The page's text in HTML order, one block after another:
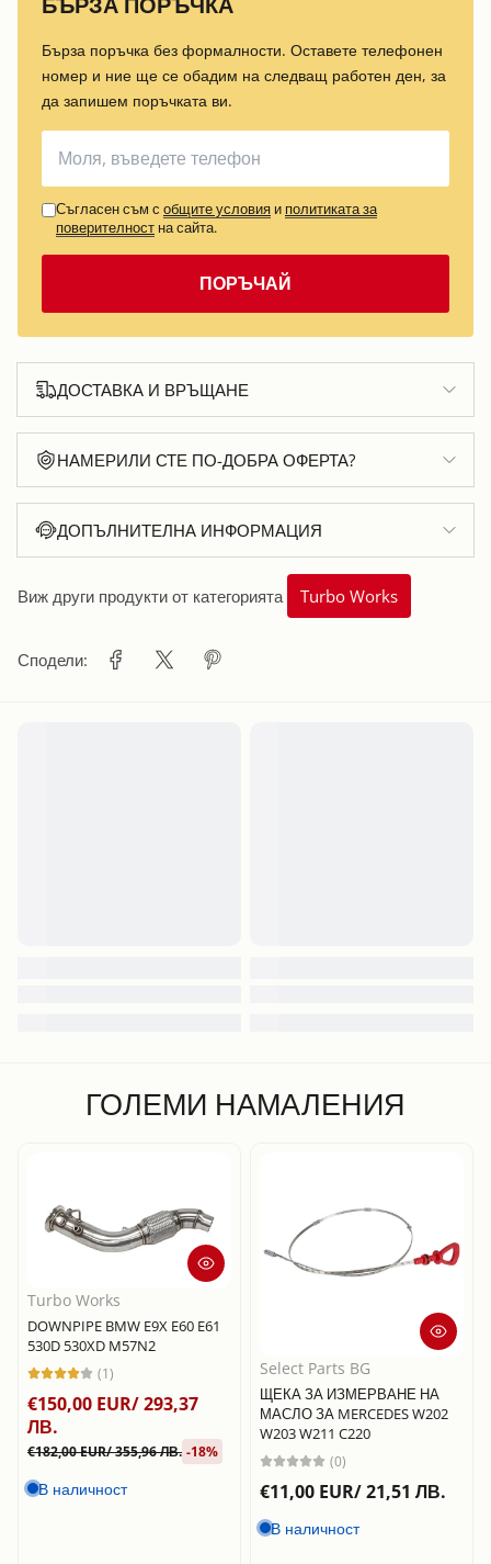
Бърза поръчка без формалности. Оставете телефонен
номер и ние ще се обадим на следващ работен ден, за
да запишем поръчката ви.
Съгласен съм с общите условия и политиката за
поверителност на сайта.
ПОРЪЧАЙ
ДОСТАВКА И ВРЪЩАНЕ
НАМЕРИЛИ СТЕ ПО-ДОБРА ОФЕРТА?
ДОПЪЛНИТЕЛНА ИНФОРМАЦИЯ
Виж други продукти от категорията Turbo Works
Сподели:
ГОЛЕМИ НАМАЛЕНИЯ
Turbo Works
DOWNPIPE BMW E9X E60 E61
530D 530XD M57N2
(1)
€150,00 EUR/ 293,37
ЛВ.
€182,00 EUR/ 355,96 ЛВ. -18%
В наличност
Select Parts BG
ЩЕКА ЗА ИЗМЕРВАНЕ НА
МАСЛО ЗА MERCEDES W202
W203 W211 C220
(0)
€11,00 EUR/ 21,51 ЛВ.
В наличност